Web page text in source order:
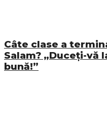
Câte clase a
Salam? „Duceți-vă
bună!”